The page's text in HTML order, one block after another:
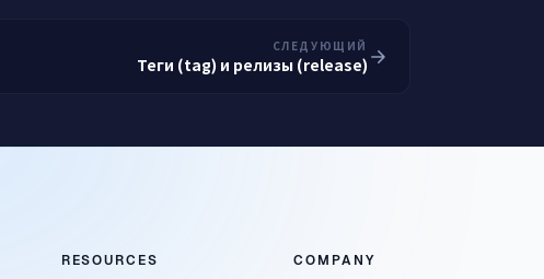
СЛЕДУЮЩИЙ
Теги (tag) и релизы (release)
RESOURCES COMPANY